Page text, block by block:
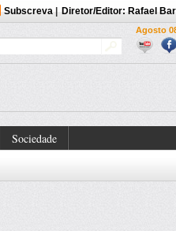
Subscreva| Diretor/Editor: Rafael
Agosto
Sociedade